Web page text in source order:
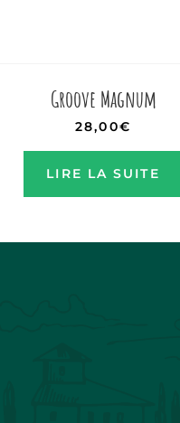
Groove Magnum
28,00€
LIRE LA SUITE